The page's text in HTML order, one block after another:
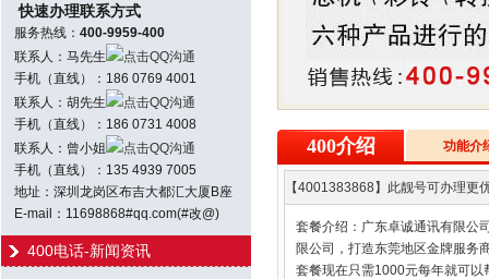
快速办理联系方式
服务热线： 400-9959-400
联系人：马先生
点击QQ沟通
手机（直线）：186 0769 4001
联系人：胡先生
点击QQ沟通
手机（直线）：186 0731 4008
联系人：曾小姐
点击QQ沟通
手机（直线）：135 4939 7005
地址：深圳龙岗区布吉大都汇大厦B座
E-mail：11698868#qq.com(#改@)
400电话-新闻资讯
400介绍 功能介
【4001383868】此靓号可办理
套餐介绍：广东卓诚通讯有限公
限公司，打造东莞地区金牌服务
套餐现在只需1000元每年就可